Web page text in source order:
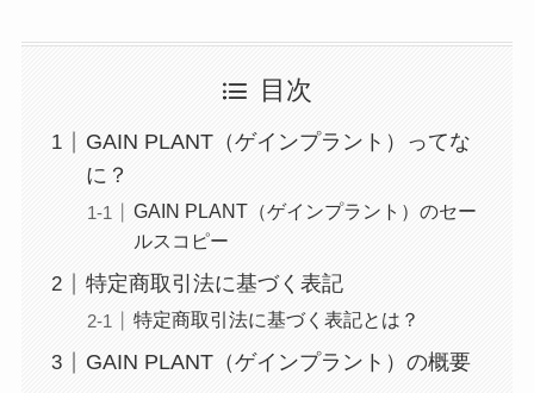
目次
GAIN PLANT（ゲインプラント）ってな
に？
GAIN PLANT（ゲインプラント）のセー
ルスコピー
特定商取引法に基づく表記
特定商取引法に基づく表記とは？
GAIN PLANT（ゲインプラント）の概要